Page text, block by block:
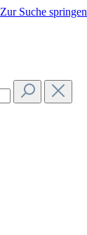
Zur Suche springen